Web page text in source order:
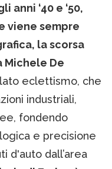
‘40 e ‘50,
viene sempre
la scorsa
Michele De
eclettismo, che
industriali,
fondendo
e precisione
d'auto dall’area